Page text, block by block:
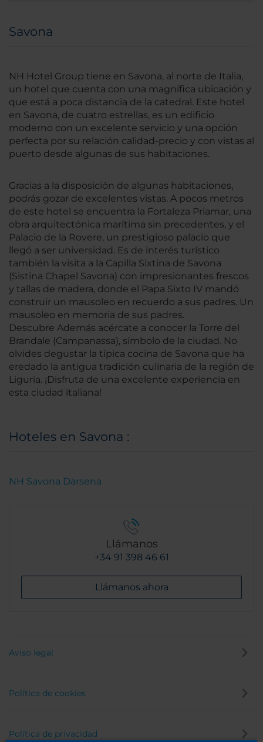
Savona
NH Hotel Group tiene en Savona, al norte de Italia,
un hotel que cuenta con una magnífica ubicación y
que está a poca distancia de la catedral. Este hotel
en Savona, de cuatro estrellas, es un edificio
moderno con un excelente servicio y una opción
perfecta por su relación calidad-precio y con vistas al
puerto desde algunas de sus habitaciones.
Gracias a la disposición de algunas habitaciones,
podrás gozar de excelentes vistas. A pocos metros
de este hotel se encuentra la Fortaleza Priamar, una
obra arquitectónica marítima sin precedentes, y el
Palacio de la Rovere, un prestigioso palacio que
llegó a ser universidad. Es de interés turístico
también la visita a la Capilla Sixtina de Savona
(Sistina Chapel Savona) con impresionantes frescos
y tallas de madera, donde el Papa Sixto IV mandó
construir un mausoleo en recuerdo a sus padres. Un
mausoleo en memoria de sus padres.
Descubre Además acércate a conocer la Torre del
Brandale (Campanassa), símbolo de la ciudad. No
olvides degustar la típica cocina de Savona que ha
eredado la antigua tradición culinaria de la región de
Liguria. ¡Disfruta de una excelente experiencia en
esta ciudad italiana!
Hoteles en Savona :
NH Savona Darsena
Llámanos
+34 91 398 46 61
Llámanos ahora
Aviso legal
Política de cookies
Política de privacidad